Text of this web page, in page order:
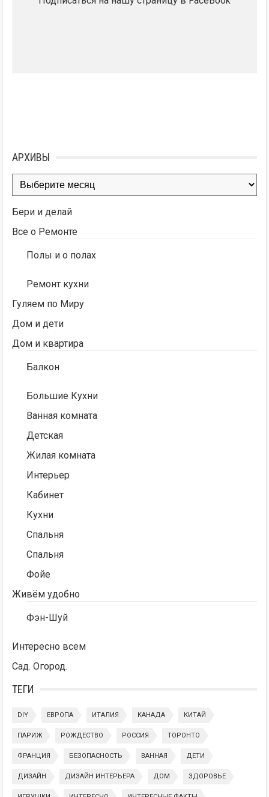
АРХИВЫ
Архивы
Бери и делай
Все о Ремонте
Полы и о полах
Ремонт кухни
Гуляем по Миру
Дом и дети
Дом и квартира
Балкон
Большие Кухни
Ванная комната
Детская
Жилая комната
Интерьер
Кабинет
Кухни
Спальня
Спальня
Фойе
Живём удобно
Фэн-Шуй
Интересно всем
Сад. Огород.
ТЕГИ
DIY ЕВРОПА ИТАЛИЯ КАНАДА КИТАЙ
ПАРИЖ РОЖДЕСТВО РОССИЯ ТОРОНТО
ФРАНЦИЯ БЕЗОПАСНОСТЬ ВАННАЯ ДЕТИ
ДИЗАЙН ДИЗАЙН ИНТЕРЬЕРА ДОМ ЗДОРОВЬЕ